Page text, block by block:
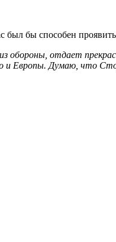
бы способен проявить
отдает
и Европы. Думаю, что